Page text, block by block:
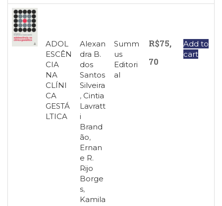
ADOL
ESCÊN
CIA
NA
CLÍNI
CA
GESTÁ
LTICA
Alexan
dra B.
dos
Santos
Silveira
, Cintia
Lavratt
i
Brand
ão,
Ernan
e R.
Rijo
Borge
s,
Kamila
Summ
us
Editori
al
R$75,
70
Add to
cart